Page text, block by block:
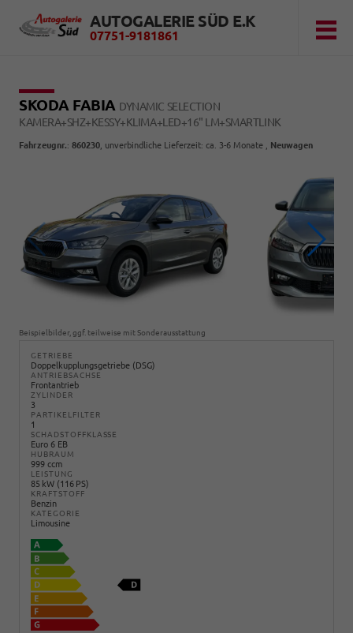
AUTOGALERIE SÜD E.K
07751-9181861
SKODA FABIA DYNAMIC SELECTION
KAMERA+SHZ+KESSY+KLIMA+LED+16" LM+SMARTLINK
Fahrzeugnr.: 860230 , unverbindliche Lieferzeit: ca. 3-6 Monate , Neuwagen
Beispielbilder, ggf. teilweise mit Sonderausstattung
GETRIEBE
Doppelkupplungsgetriebe (DSG)
ANTRIEBSACHSE
Frontantrieb
ZYLINDER
3
PARTIKELFILTER
1
SCHADSTOFFKLASSE
Euro 6 EB
HUBRAUM
999 ccm
LEISTUNG
85 kW (116 PS)
KRAFTSTOFF
Benzin
KATEGORIE
Limousine